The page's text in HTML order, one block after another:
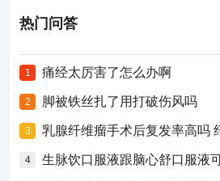
热门问答
1 痛经太厉害了怎么办啊
2 脚被铁丝扎了用打破伤风吗
3 乳腺纤维瘤手术后复发率高吗
4 生脉饮口服液跟脑心舒口服液